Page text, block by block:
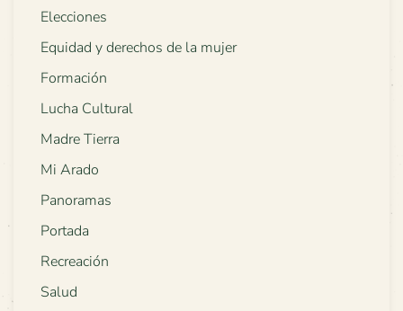
Elecciones
Equidad y derechos de la mujer
Formación
Lucha Cultural
Madre Tierra
Mi Arado
Panoramas
Portada
Recreación
Salud